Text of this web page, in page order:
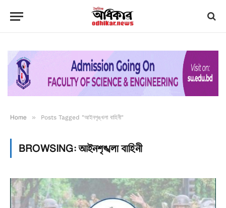
Home » Posts Tagged "আইনশৃঙ্খলা বাহিনী"
BROWSING:আইনশৃঙ্খলা বাহিনী